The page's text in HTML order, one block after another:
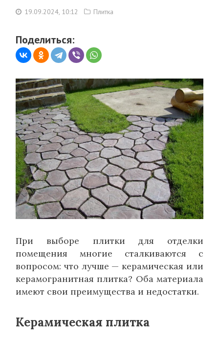
19.09.2024, 10:12 Плитка
Поделиться:
При выборе плитки для отделки
помещения многие сталкиваются с
вопросом: что лучше — керамическая или
керамогранитная плитка? Оба материала
имеют свои преимущества и недостатки.
Керамическая плитка